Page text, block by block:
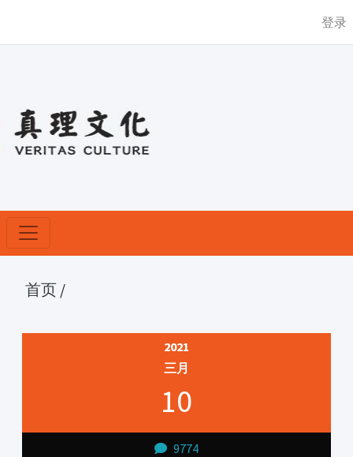
登录
首页 /
2021
三月
10
9774